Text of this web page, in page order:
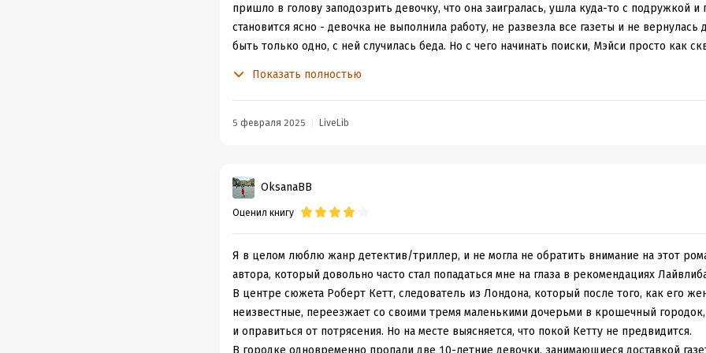
пришло в голову заподозрить девочку, что она заигралась, ушла куда-то с подружкой и
становится ясно - девочка не выполнила работу, не развезла все газеты и не вернулась
быть только одно, с ней случилась беда. Но с чего начинать поиски, Мэйси просто как
очень непростой ситуации, Билли - мама и жена была похищена некими преступниками
похищении.
Роберт справится, но всё произойдет не быстро, а девочек как оказалось похитили не
недели бедняжки помучаются в лапах похитителей. Зачем и почему было всё
где Билли, но ничего не расскажет и погибнет. Где же были мои глаза. что взялась
который не только не переведен, но неизвестно дописан ли.. :( Сам по себе триллер не
семейство Кеттов вам понравится. Девочки - дочки Роберта - еще совсем маленькие,
попавшего в такую ситуацию он справляется вроде бы не плохо, жаль что только
сделаешь, профессия обязывает. Надеюсь с героями дальше все будет хорошо, но узнаю
этом неизвестно)
Показать полностью
5 февраля 2025 LiveLib
OksanaBB
Оценил книгу
Я в целом люблю жанр детектив/триллер, и не могла не обратить внимание на этот
автора, который довольно часто стал попадаться мне на глаза в рекомендациях
В центре сюжета Роберт Кетт, следователь из Лондона, который после того, как его
неизвестные, переезжает со своими тремя маленькими дочерьми в крошечный городок,
и оправиться от потрясения. Но на месте выясняется, что покой Кетту не предвидится.
В городке одновременно пропали две 10-летние девочки, занимающиеся доставкой